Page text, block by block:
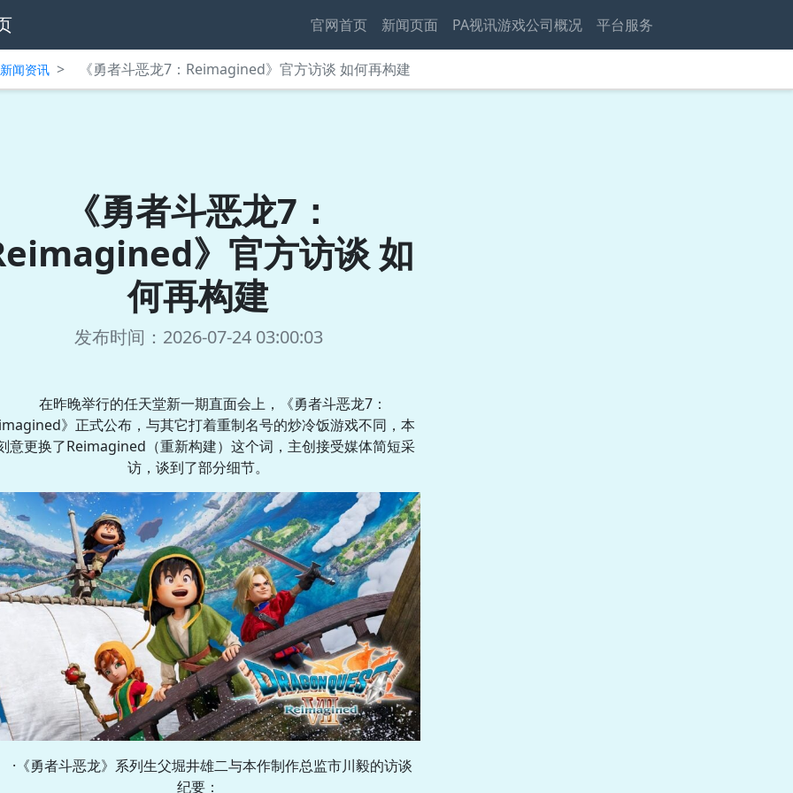
官网首页 新闻页面 PA视讯游戏公司概况 平台服务
闻资讯 > 《勇者斗恶龙7：Reimagined》官方访谈 如何再构建
《勇者斗恶龙7：
》官方访谈 如
何再构建
发布时间：2026-07-24 03:00:03
在昨晚举行的任天堂新一期直面会上，《勇者斗恶龙7：
》正式公布，与其它打着重制名号的炒冷饭游戏不同，本
意更换了Reimagined（重新构建）这个词，主创接受媒体简短采
访，谈到了部分细节。
·《勇者斗恶龙》系列生父堀井雄二与本作制作总监市川毅的访谈
纪要：